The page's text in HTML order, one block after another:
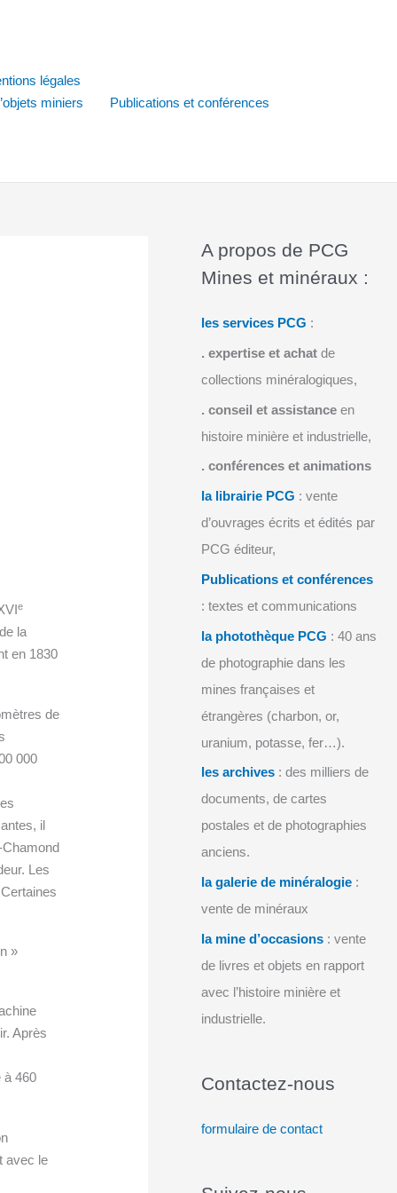
légales
miniers
Publications et conférences
e
la
en 1830
de
000
il
Les
»
Après
à 460
avec le
A propos de PCG
Mines et minéraux :
les services PCG :
. expertise et achat de
collections minéralogiques,
. conseil et assistance en
histoire minière et industrielle,
. conférences et animations
la librairie PCG : vente
d’ouvrages écrits et édités par
PCG éditeur,
Publications et conférences
: textes et communications
la photothèque PCG : 40 ans
de photographie dans les
mines françaises et
étrangères (charbon, or,
uranium, potasse, fer…).
les archives : des milliers de
documents, de cartes
postales et de photographies
anciens.
la galerie de minéralogie :
vente de minéraux
la mine d’occasions : vente
de livres et objets en rapport
avec l’histoire minière et
industrielle.
Contactez-nous
formulaire de contact